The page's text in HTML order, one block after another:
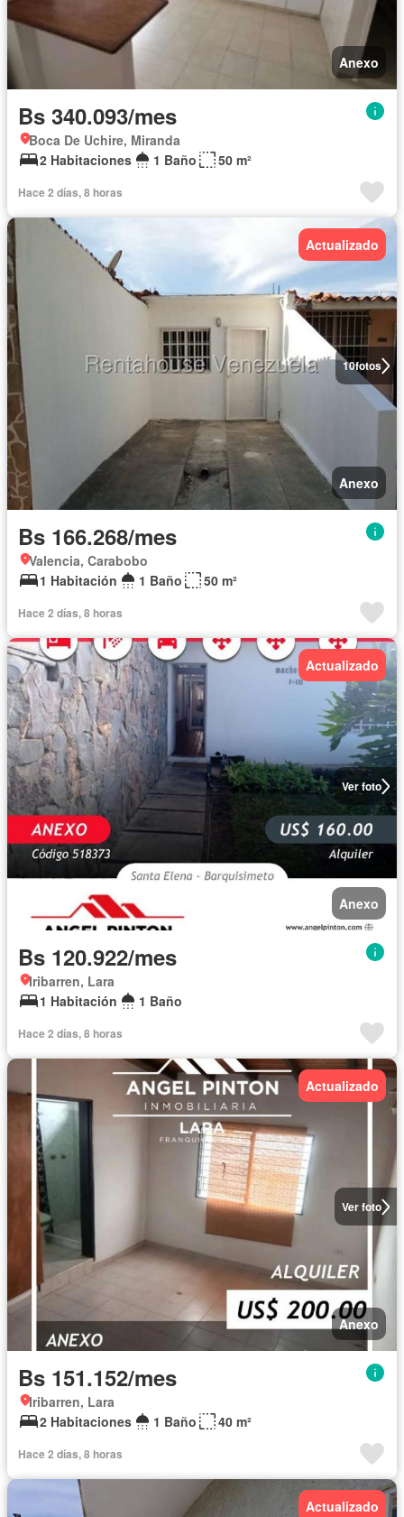
Anexo
Bs 340.093/mes
Boca De Uchire, Miranda
2 Habitaciones
1 Baño 50 m²
Hace 2 días, 8 horas
10fotos
Actualizado
Anexo
Bs 166.268/mes
Valencia, Carabobo
1 Habitación
1 Baño 50 m²
Hace 2 días, 8 horas
Ver foto
Actualizado
Anexo
Bs 120.922/mes
Iribarren, Lara
1 Habitación
1 Baño
Hace 2 días, 8 horas
Ver foto
Actualizado
Anexo
Bs 151.152/mes
Iribarren, Lara
2 Habitaciones
1 Baño 40 m²
Hace 2 días, 8 horas
Actualizado